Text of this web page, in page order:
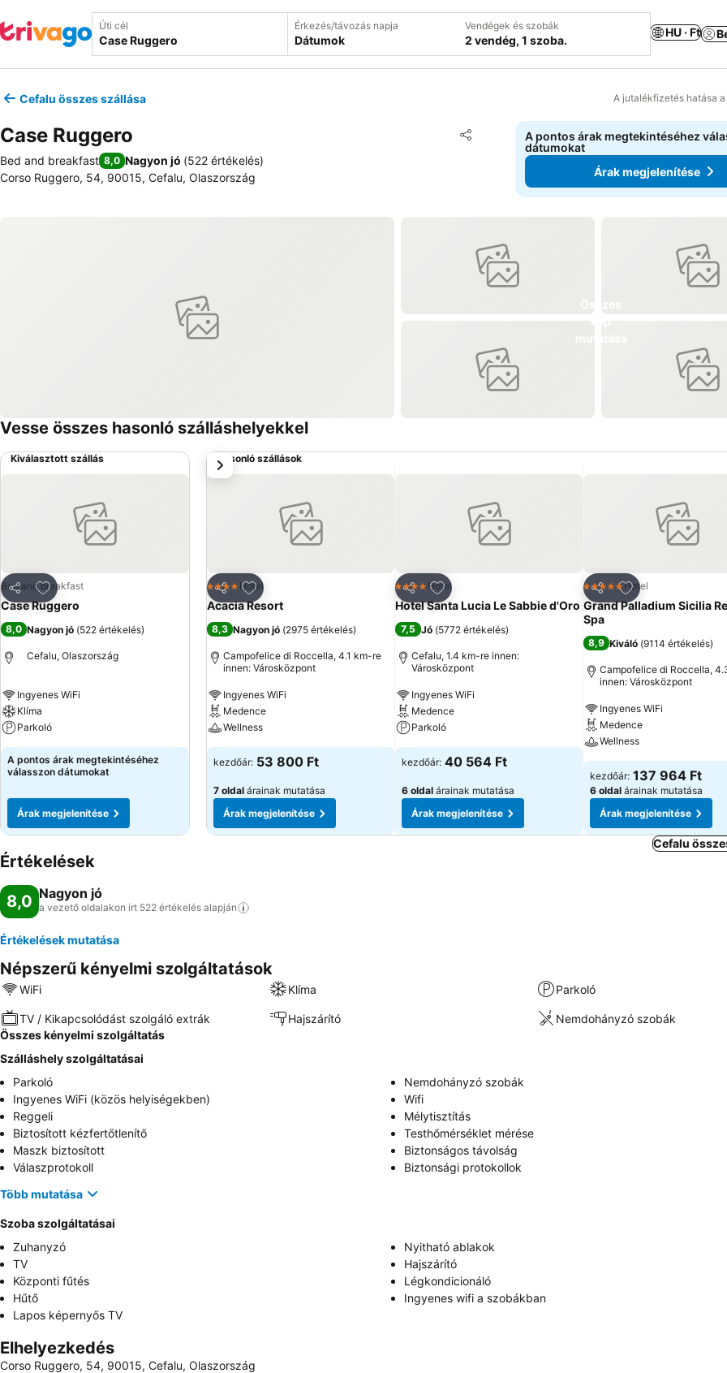
Úti cél Érkezés/távozás napja
Dátumok
Vendégek és szobák
2 vendég, 1 szoba.
HU · Ft
Cefalu összes szállása A jutalékfizetés hatása
Case Ruggero Megosztás
Hozzáadás a kedvencekhez
Bed and breakfast 8,0 Nagyon jó (522 értékelés)
Corso Ruggero, 54, 90015, Cefalu, Olaszország
A pontos árak megtekintéséhez
dátumokat
Árak megjelenítése
Vesse összes hasonló szálláshelyekkel
Kiválasztott szállás
Megosztás
Hozzáadás a kedvencekhez
Bed and breakfast
Case Ruggero
8,0 Nagyon jó (522 értékelés)
Cefalu, Olaszország
Ingyenes WiFi
Klíma
Parkoló
A pontos árak megtekintéséhez
válasszon dátumokat
Árak megjelenítése
Hasonló szállások
Megosztás
Hozzáadás a kedvencekhez
4 Kategória
Hotel
Acacia Resort
8,3 Nagyon jó (2975 értékelés)
Campofelice di Roccella, 4.1 km-re
innen: Városközpont
Ingyenes WiFi
Medence
Wellness
kezdőár: 53 800 Ft
7 oldal árainak mutatása
Árak megjelenítése
Megosztás
Hozzáadás a kedvencekhez
4 Kategória
Hotel
Hotel Santa Lucia Le Sabbie d'Oro
7,5 Jó (5772 értékelés)
Cefalu, 1.4 km-re innen:
Városközpont
Ingyenes WiFi
Medence
Parkoló
kezdőár: 40 564 Ft
6 oldal árainak mutatása
Árak megjelenítése
Megosztás
Hozzáadás a
5 KategóriaHotel
Grand Palladium Sicilia
Spa
8,9 Kiváló (9114 értékelés)
Campofelice di Roccella,
innen: Városközpont
Ingyenes WiFi
Medence
Wellness
kezdőár: 137 964 Ft
6 oldal árainak mutatása
Árak megjelenítése
következő
Cefalu
Értékelések
8,0 Nagyon jó
a vezető oldalakon írt 522 értékelés alapján
Értékelések mutatása
Népszerű kényelmi szolgáltatások
WiFi Klíma Parkoló
TV / Kikapcsolódást szolgáló extrák Hajszárító
Nemdohányzó szobák
Összes kényelmi szolgáltatás
Szálláshely szolgáltatásai
Parkoló
Nemdohányzó szobák
Ingyenes WiFi (közös helyiségekben)
Wifi
Reggeli
Mélytisztítás
Biztosított kézfertőtlenítő
Testhőmérséklet mérése
Maszk biztosított
Biztonságos távolság
Válaszprotokoll
Biztonsági protokollok
Több mutatása
Szoba szolgáltatásai
Zuhanyzó
Nyitható ablakok
TV
Hajszárító
Központi fűtés
Légkondicionáló
Hűtő
Ingyenes wifi a szobákban
Lapos képernyős TV
Elhelyezkedés
Corso Ruggero, 54, 90015, Cefalu, Olaszország